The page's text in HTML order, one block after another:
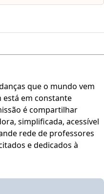
que o mundo vem
está em constante
é compartilhar
simplificada, acessível
e dedicados à